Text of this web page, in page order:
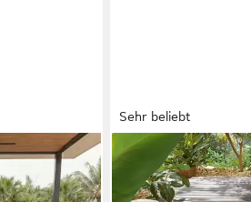
- Einfarbig,
Sehr beliebt
TEPPIUM
Teppich Natürlicher
Outdoor-Stil,